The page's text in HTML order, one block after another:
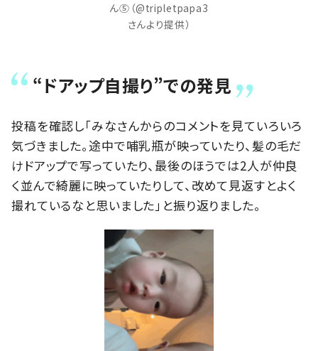
ん⑤（@tripletpapa3
さんより提供）
“ドアップ自撮り”での発見
投稿を確認し「みなさんからのコメントを見ていろいろ
気づきました。途中で哺乳瓶が映っていたり、髪の毛だ
けドアップで写っていたり、最後のほうでは2人が仲良
く並んで綺麗に映っていたりして、改めて見返すとよく
撮れているなと思いました」と振り返りました。